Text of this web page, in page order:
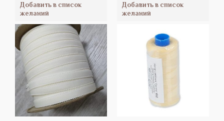
Добавить в список
желаний
Добавить в список
желаний